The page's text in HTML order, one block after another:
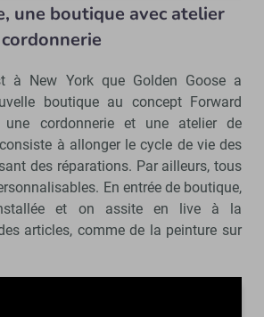
une boutique avec atelier
à New York que Golden Goose a
boutique au concept Forward
cordonnerie et une atelier de
à allonger le cycle de vie des
des réparations. Par ailleurs, tous
En entrée de boutique,
et on assite en live à la
articles, comme de la peinture sur